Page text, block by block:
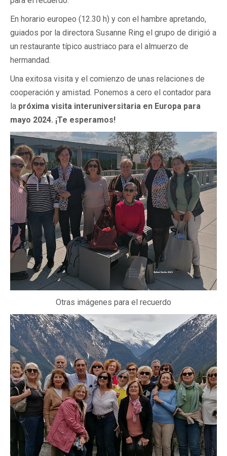
En horario europeo (12.30 h) y con el hambre apretando,
guiados por la directora Susanne Ring el grupo de dirigió a
un restaurante típico austriaco para el almuerzo de
hermandad.
Una exitosa visita y el comienzo de unas relaciones de
cooperación y amistad. Ponemos a cero el contador para
la próxima visita interuniversitaria en Europa para
mayo 2024. ¡Te esperamos!
Otras imágenes para el recuerdo